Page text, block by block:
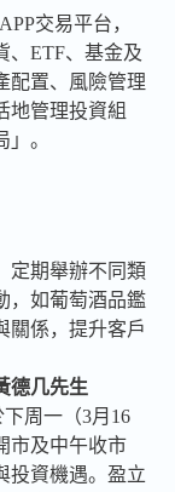
交易平台，
、ETF、基金及
配置、風險管理
地管理投資組
。
定期舉辦不同類
，如葡萄酒品鑑
關係，提升客戶
德几先生
周一（3月16
市及中午收市
投資機遇。盈立